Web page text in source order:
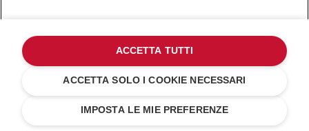
IMPOSTA LE MIE PREFERENZE
ACCETTA SOLO I COOKIE NECESSARI
ACCETTA TUTTI